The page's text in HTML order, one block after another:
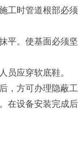
时管道根部必须
。使基面必须
应穿软底鞋。
方可办理隐蔽工
设备安装完成后